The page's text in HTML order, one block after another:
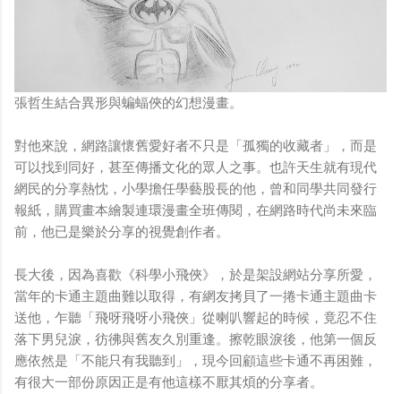
張哲生結合異形與蝙蝠俠的幻想漫畫。
對他來說，網路讓懷舊愛好者不只是「孤獨的收藏者」，而是
可以找到同好，甚至傳播文化的眾人之事。也許天生就有現代
網民的分享熱忱，小學擔任學藝股長的他，曾和同學共同發行
報紙，購買畫本繪製連環漫畫全班傳閱，在網路時代尚未來臨
前，他已是樂於分享的視覺創作者。
長大後，因為喜歡《科學小飛俠》，於是架設網站分享所愛，
當年的卡通主題曲難以取得，有網友拷貝了一捲卡通主題曲卡
送他，乍聽「飛呀飛呀小飛俠」從喇叭響起的時候，竟忍不住
落下男兒淚，彷彿與舊友久別重逢。擦乾眼淚後，他第一個反
應依然是「不能只有我聽到」，現今回顧這些卡通不再困難，
有很大一部份原因正是有他這樣不厭其煩的分享者。